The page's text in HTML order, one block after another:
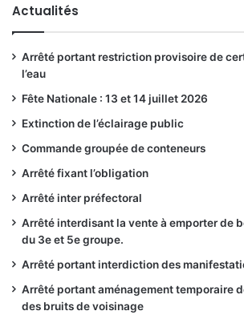
Actualités
Arrêté portant restriction provisoire de
l’eau
Fête Nationale : 13 et 14 juillet 2026
Extinction de l’éclairage public
Commande groupée de conteneurs
Arrêté fixant l’obligation
Arrêté inter préfectoral
Arrêté interdisant la vente à emporter de
du 3e et 5e groupe.
Arrêté portant interdiction des
Arrêté portant aménagement temporaire
des bruits de voisinage